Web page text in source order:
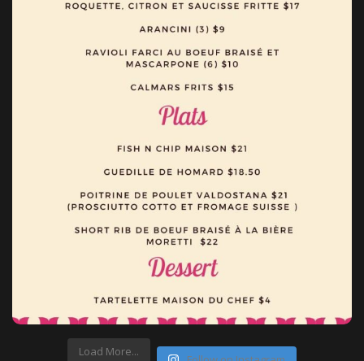
Load More...